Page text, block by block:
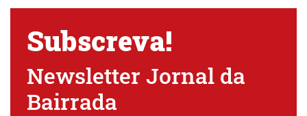
Subscreva!
Newsletter Jornal da
Bairrada